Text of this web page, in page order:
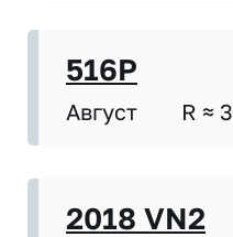
516P
Август R ≈
2018 VN2